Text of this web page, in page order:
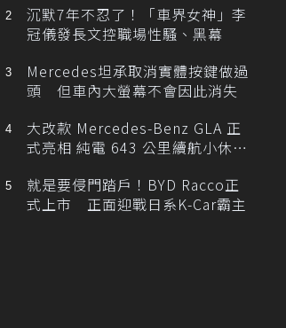
沉默7年不忍了！「車界女神」李
冠儀發長文控職場性騷、黑幕
Mercedes坦承取消實體按鍵做過
頭 但車內大螢幕不會因此消失
大改款 Mercedes-Benz GLA 正
式亮相 純電 643 公里續航小休
就是要侵門踏戶！BYD Racco正
式上市 正面迎戰日系K-Car霸主